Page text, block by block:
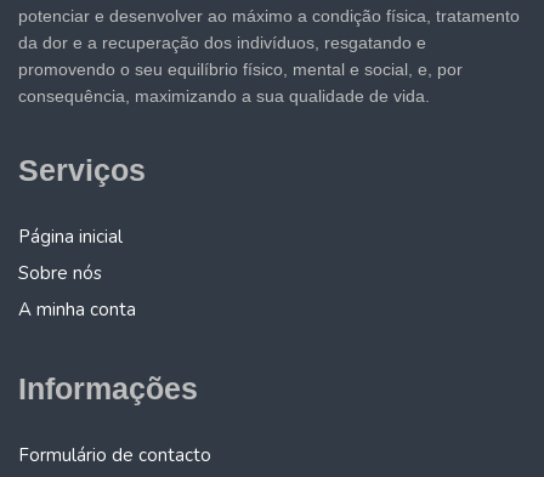
potenciar e desenvolver ao máximo a condição física, tratamento
da dor e a recuperação dos indivíduos, resgatando e
promovendo o seu equilíbrio físico, mental e social, e, por
consequência, maximizando a sua qualidade de vida.
Serviços
Página inicial
Sobre nós
A minha conta
Informações
Formulário de contacto